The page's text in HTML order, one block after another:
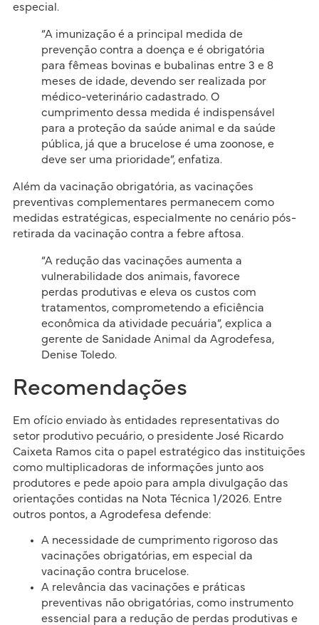
especial.
“A imunização é a principal medida de
prevenção contra a doença e é obrigatória
para fêmeas bovinas e bubalinas entre 3 e 8
meses de idade, devendo ser realizada por
médico-veterinário cadastrado. O
cumprimento dessa medida é indispensável
para a proteção da saúde animal e da saúde
pública, já que a brucelose é uma zoonose, e
deve ser uma prioridade”, enfatiza.
Além da vacinação obrigatória, as vacinações
preventivas complementares permanecem como
medidas estratégicas, especialmente no cenário pós-
retirada da vacinação contra a febre aftosa.
“A redução das vacinações aumenta a
vulnerabilidade dos animais, favorece
perdas produtivas e eleva os custos com
tratamentos, comprometendo a eficiência
econômica da atividade pecuária”, explica a
gerente de Sanidade Animal da Agrodefesa,
Denise Toledo.
Recomendações
Em ofício enviado às entidades representativas do
setor produtivo pecuário, o presidente José Ricardo
Caixeta Ramos cita o papel estratégico das instituições
como multiplicadoras de informações junto aos
produtores e pede apoio para ampla divulgação das
orientações contidas na Nota Técnica 1/2026. Entre
outros pontos, a Agrodefesa defende:
A necessidade de cumprimento rigoroso das
vacinações obrigatórias, em especial da
vacinação contra brucelose.
A relevância das vacinações e práticas
preventivas não obrigatórias, como instrumento
essencial para a redução de perdas produtivas e